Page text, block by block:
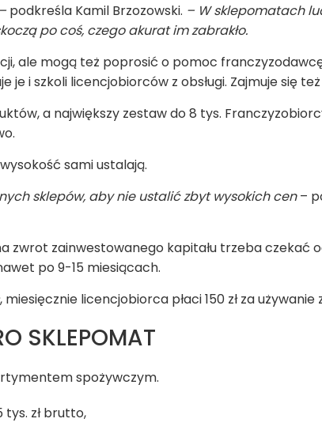
podkreśla Kamil Brzozowski. – W sklepomatach
po coś, czego akurat im zabrakło.
ale mogą też poprosić o pomoc
i szkoli licencjobiorców z obsługi. Zajmuje się
a największy zestaw do 8 tys.
sami ustalają.
sklepów, aby nie ustalić zbyt wysokich cen–
zwrot zainwestowanego kapitału trzeba czekać
po 9-15 miesiącach.
licencjobiorca płaci 150 zł za
SKLEPOMAT
spożywczym.
zł brutto,